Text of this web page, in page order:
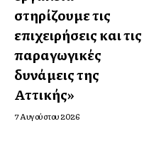
στηρίζουμε τις
επιχειρήσεις και τις
παραγωγικές
δυνάμεις της
Αττικής»
7 Αυγούστου 2026